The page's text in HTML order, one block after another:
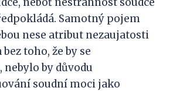
Samotný pojem
nese atribut nezaujatosti
toho, že by se
by důvodu
soudní moci jako